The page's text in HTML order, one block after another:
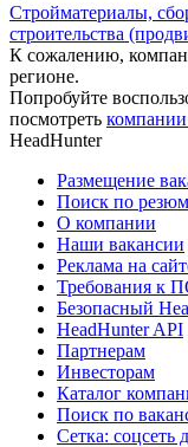
Стройматериалы,
строительства
К сожалению,
регионе.
Попробуйте
посмотреть
HeadHunter
Размещение
Поиск по
О компании
Наши вакансии
Реклама на
Требования к
Безопасный
HeadHunter API
Партнерам
Инвесторам
Каталог
Поиск по
Сетка: соцсеть